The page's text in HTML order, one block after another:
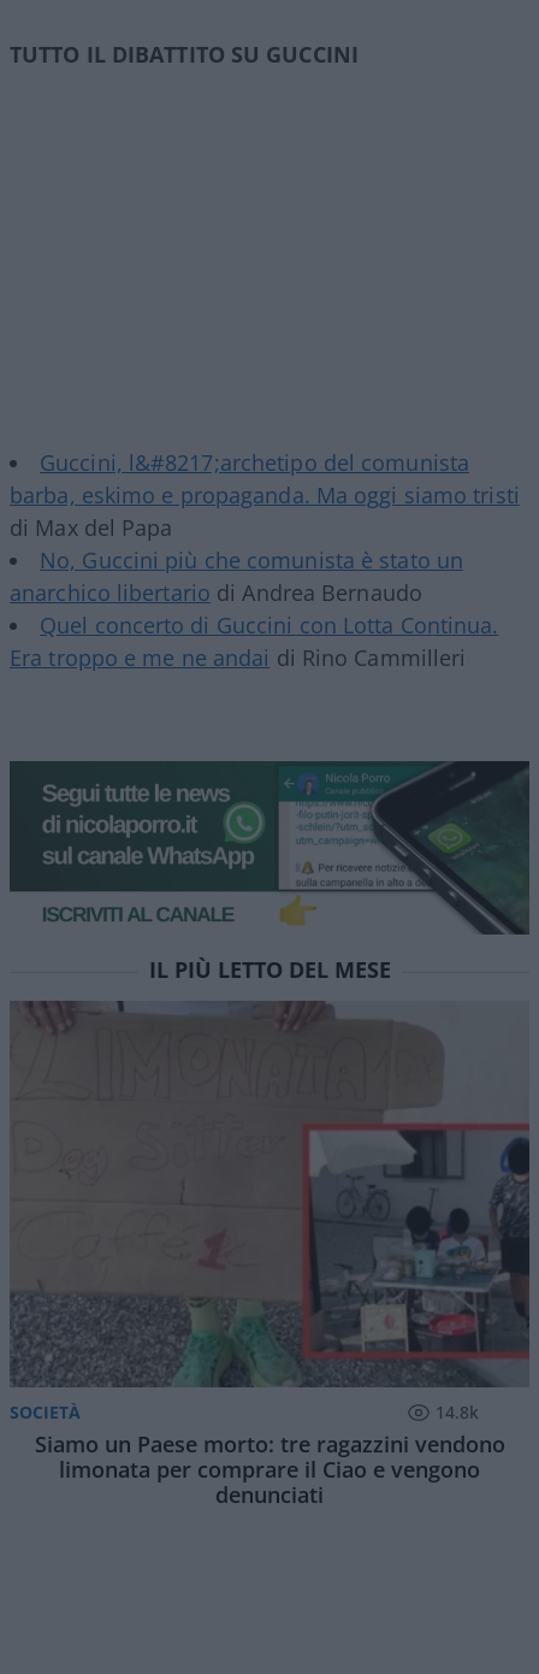
TUTTO IL DIBATTITO SU GUCCINI
Guccini, l&#8217;archetipo del comunista
barba, eskimo e propaganda. Ma oggi siamo tristi
di Max del Papa
No, Guccini più che comunista è stato un
anarchico libertario di Andrea Bernaudo
Quel concerto di Guccini con Lotta Continua.
Era troppo e me ne andai di Rino Cammilleri
IL PIÙ LETTO DEL MESE
SOCIETÀ 14.8k
Siamo un Paese morto: tre ragazzini vendono
limonata per comprare il Ciao e vengono
denunciati